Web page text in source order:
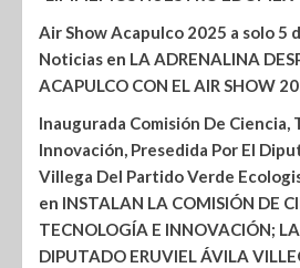
Air Show Acapulco 2025 a solo 5
Noticias en LA ADRENALINA
ACAPULCO CON EL AIR SHOW
Inaugurada Comisión De Ciencia,
Innovación, Presedida Por El
Villega Del Partido Verde
en INSTALAN LA COMISIÓN DE
TECNOLOGÍA E INNOVACIÓN; LA
DIPUTADO ERUVIEL ÁVILA